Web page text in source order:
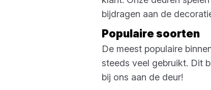
bijdragen aan de
Populaire soorten
De meest populaire
steeds veel gebruikt. Dit
bij ons aan de deur!